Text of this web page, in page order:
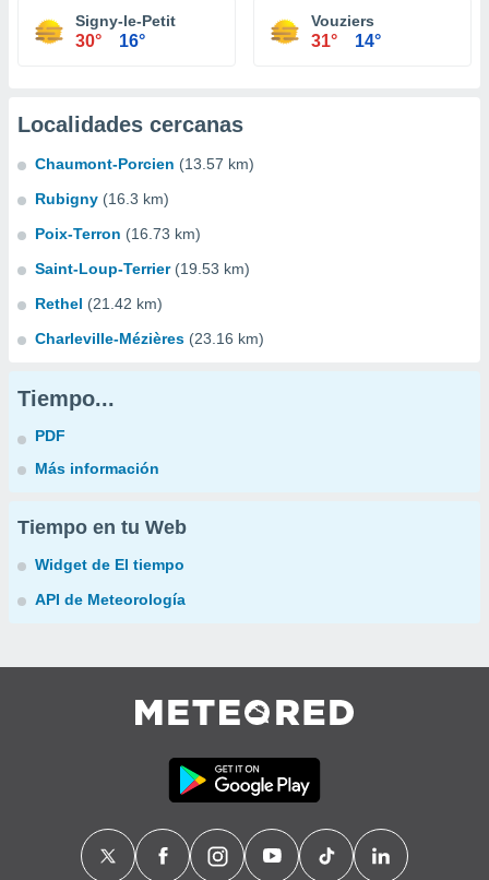
Signy-le-Petit
30° 16°
Vouziers
31° 14°
Localidades cercanas
Chaumont-Porcien (13.57 km)
Rubigny (16.3 km)
Poix-Terron (16.73 km)
Saint-Loup-Terrier (19.53 km)
Rethel (21.42 km)
Charleville-Mézières (23.16 km)
Tiempo...
PDF
Más información
Tiempo en tu Web
Widget de El tiempo
API de Meteorología